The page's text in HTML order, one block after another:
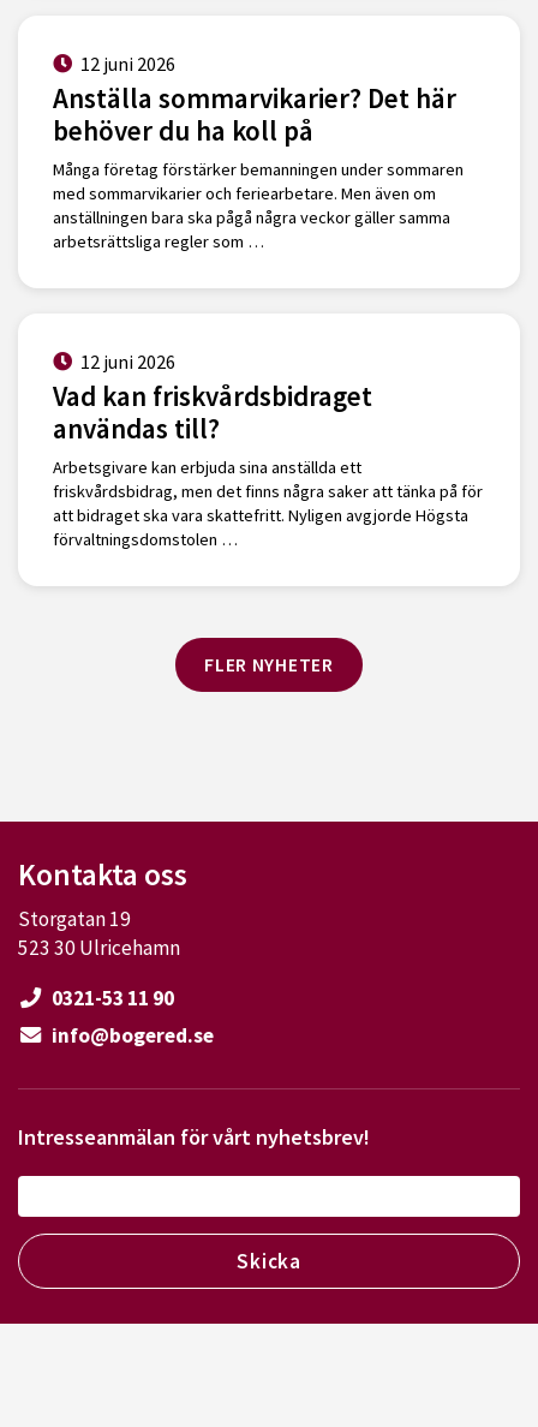
12 juni 2026
Anställa sommarvikarier? Det här
behöver du ha koll på
Många företag förstärker bemanningen under sommaren
med sommarvikarier och feriearbetare. Men även om
anställningen bara ska pågå några veckor gäller samma
arbetsrättsliga regler som …
12 juni 2026
Vad kan friskvårdsbidraget
användas till?
Arbetsgivare kan erbjuda sina anställda ett
friskvårdsbidrag, men det finns några saker att tänka på för
att bidraget ska vara skattefritt. Nyligen avgjorde Högsta
förvaltningsdomstolen …
FLER NYHETER
Kontakta oss
Storgatan 19
523 30 Ulricehamn
0321-53 11 90
info@bogered.se
Intresseanmälan för vårt nyhetsbrev!